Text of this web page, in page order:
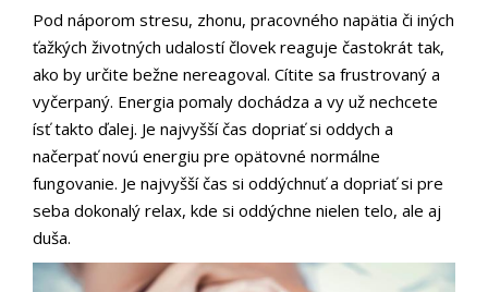
Pod náporom stresu, zhonu, pracovného napätia či iných
ťažkých životných udalostí človek reaguje častokrát tak,
ako by určite bežne nereagoval. Cítite sa frustrovaný a
vyčerpaný. Energia pomaly dochádza a vy už nechcete
ísť takto ďalej. Je najvyšší čas dopriať si oddych a
načerpať novú energiu pre opätovné normálne
fungovanie. Je najvyšší čas si oddýchnuť a dopriať si pre
seba dokonalý relax, kde si oddýchne nielen telo, ale aj
duša.